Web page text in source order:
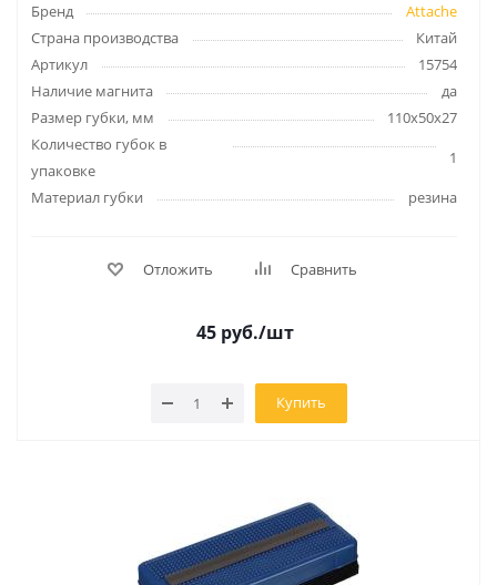
Бренд
Attache
Страна производства
Китай
Артикул
15754
Наличие магнита
да
Размер губки, мм
110x50x27
Количество губок в
упаковке
1
Материал губки
резина
Отложить Сравнить
45руб./шт
Купить